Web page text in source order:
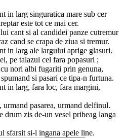
in larg singuratica mare sub cer
este tot ce mai cer.
cant si al candidei panze cutremur
cand se crapa de ziua si tremur.
in larg ale largului aprige glasuri.
pe talazul cel fara popasuri ;
nori albi fugariti prin genuna,
si pasari ce tipa-n furtuna.
in larg, fara loc, fara margini,
pasarea, urmand delfinul.
drum zis de-un vesel pribeag langa
sfarsit si-l ingana apele line.